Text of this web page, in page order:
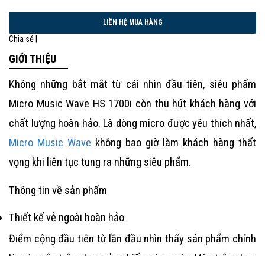
Chia sẻ |
GIỚI THIỆU
Không những bắt mắt từ cái nhìn đầu tiên, siêu phẩm
Micro Music Wave HS 1700i còn thu hút khách hàng với
chất lượng hoàn hảo. Là dòng micro được yêu thích nhất,
Micro Music Wave không bao giờ làm khách hàng thất
vọng khi liên tục tung ra những siêu phẩm.
Thông tin về sản phẩm
Thiết kế vẻ ngoài hoàn hảo
Điểm cộng đầu tiên từ lần đầu nhìn thấy sản phẩm chính